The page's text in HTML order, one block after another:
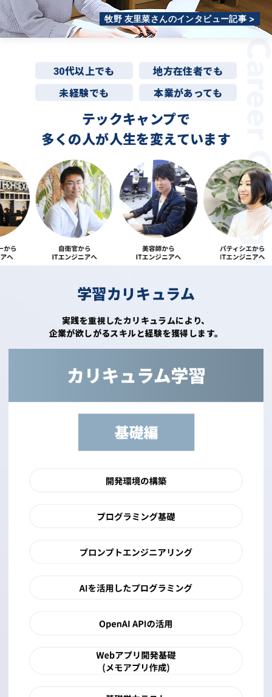
牧野 友里菜さんのインタビュー記事 >
30代以上でも
地方在住者でも
未経験でも
本業があっても
テックキャンプで
多くの人が人生を変えています
学習カリキュラム
実践を重視したカリキュラムにより、
企業が欲しがるスキルと経験を獲得します。